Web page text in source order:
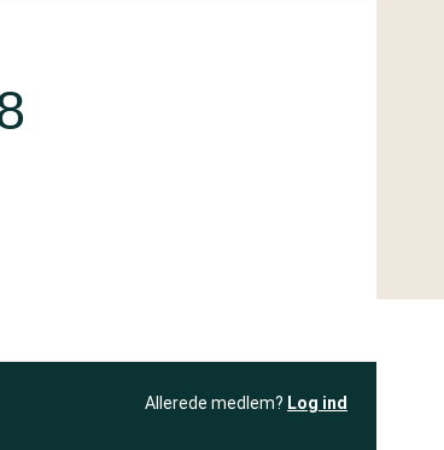
Allerede medlem? Log ind